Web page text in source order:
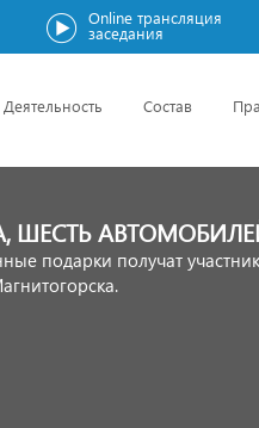
Online трансляция
заседания
Деятельность Состав
ШЕСТЬ
подарки получат